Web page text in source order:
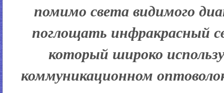
помимо света видимого
поглощать инфракрасный
который широко
коммуникационном